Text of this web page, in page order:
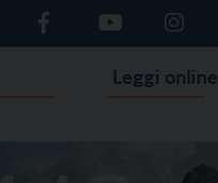
Leggi online